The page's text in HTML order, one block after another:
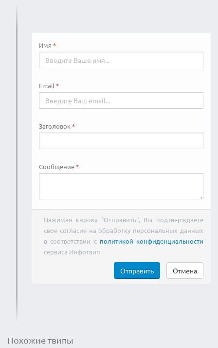
Имя
Email
Заголовок
Сообщение
Нажимая кнопку "Отправить", Вы подтверждаете
свое согласие на обработку персональных данных
в соответствии с политикой конфиденциальности
сервиса Инфотвип
Отправить Отмена
Похожие твипы